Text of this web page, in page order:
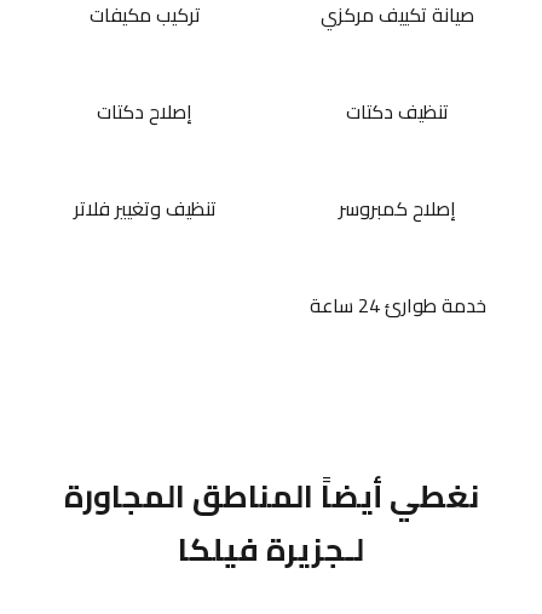
صيانة تكييف مركزي تركيب مكيفات
تنظيف دكتات إصلاح دكتات
إصلاح كمبروسر تنظيف وتغيير فلاتر
خدمة طوارئ 24 ساعة
نغطي أيضاً المناطق المجاورة
لـجزيرة فيلكا